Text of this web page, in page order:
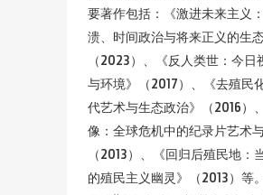
要著作包括：《激进未来主义
溃、时间政治与将来正义的生态
（2023）、《反人类世：今日
与环境》（2017）、《去殖民
代艺术与生态政治》（2016）
像：全球危机中的纪录片艺术与
（2013）、《回归后殖民地：
的殖民主义幽灵》（2013）等